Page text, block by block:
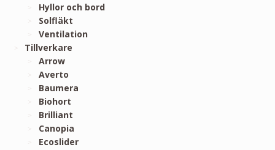
Hyllor och bord
Solfläkt
Ventilation
Tillverkare
Arrow
Averto
Baumera
Biohort
Brilliant
Canopia
Ecoslider